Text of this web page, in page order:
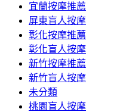
宜蘭按摩推薦
屏東盲人按摩
彰化按摩推薦
彰化盲人按摩
新竹按摩推薦
新竹盲人按摩
未分類
桃園盲人按摩